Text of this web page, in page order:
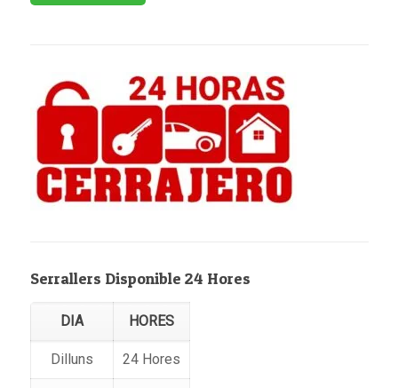
Serrallers Disponible 24 Hores
DIA HORES
Dilluns 24 Hores